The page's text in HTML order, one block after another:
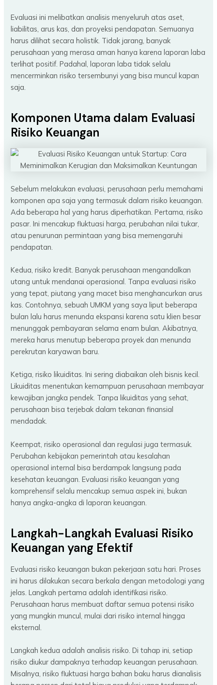
Evaluasi ini melibatkan analisis menyeluruh atas aset,
liabilitas, arus kas, dan proyeksi pendapatan. Semuanya
harus dilihat secara holistik. Tidak jarang, banyak
perusahaan yang merasa aman hanya karena laporan laba
terlihat positif. Padahal, laporan laba tidak selalu
mencerminkan risiko tersembunyi yang bisa muncul kapan
saja.
Komponen Utama dalam Evaluasi
Risiko Keuangan
Sebelum melakukan evaluasi, perusahaan perlu memahami
komponen apa saja yang termasuk dalam risiko keuangan.
Ada beberapa hal yang harus diperhatikan. Pertama, risiko
pasar. Ini mencakup fluktuasi harga, perubahan nilai tukar,
atau penurunan permintaan yang bisa memengaruhi
pendapatan.
Kedua, risiko kredit. Banyak perusahaan mengandalkan
utang untuk mendanai operasional. Tanpa evaluasi risiko
yang tepat, piutang yang macet bisa menghancurkan arus
kas. Contohnya, sebuah UMKM yang saya liput beberapa
bulan lalu harus menunda ekspansi karena satu klien besar
menunggak pembayaran selama enam bulan. Akibatnya,
mereka harus menutup beberapa proyek dan menunda
perekrutan karyawan baru.
Ketiga, risiko likuiditas. Ini sering diabaikan oleh bisnis kecil.
Likuiditas menentukan kemampuan perusahaan membayar
kewajiban jangka pendek. Tanpa likuiditas yang sehat,
perusahaan bisa terjebak dalam tekanan finansial
mendadak.
Keempat, risiko operasional dan regulasi juga termasuk.
Perubahan kebijakan pemerintah atau kesalahan
operasional internal bisa berdampak langsung pada
kesehatan keuangan. Evaluasi risiko keuangan yang
komprehensif selalu mencakup semua aspek ini, bukan
hanya angka-angka di laporan keuangan.
Langkah-Langkah Evaluasi Risiko
Keuangan yang Efektif
Evaluasi risiko keuangan bukan pekerjaan satu hari. Proses
ini harus dilakukan secara berkala dengan metodologi yang
jelas. Langkah pertama adalah identifikasi risiko.
Perusahaan harus membuat daftar semua potensi risiko
yang mungkin muncul, mulai dari risiko internal hingga
eksternal.
Langkah kedua adalah analisis risiko. Di tahap ini, setiap
risiko diukur dampaknya terhadap keuangan perusahaan.
Misalnya, risiko fluktuasi harga bahan baku harus dianalisis